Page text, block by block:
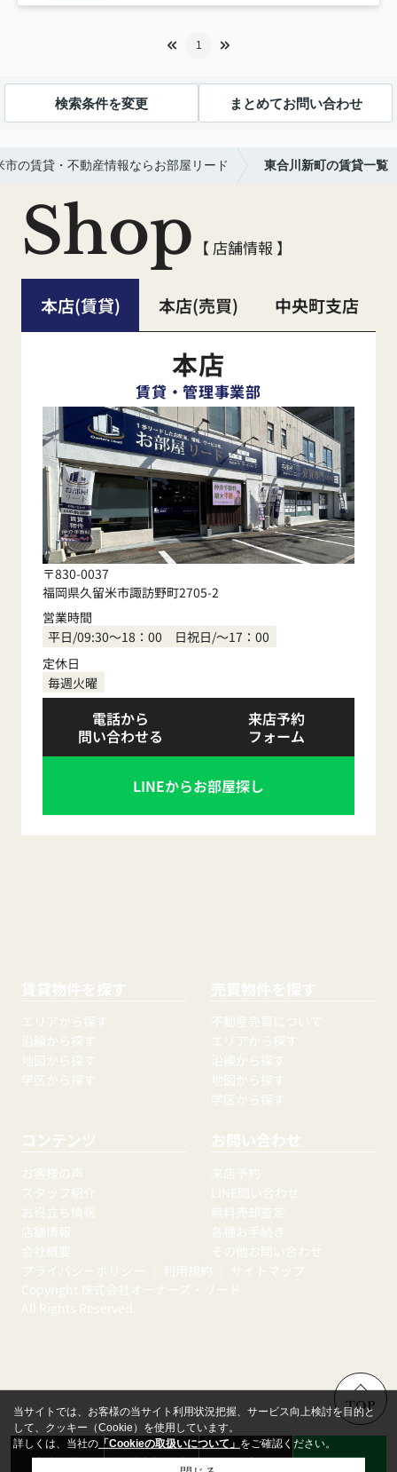
1
検索条件を変更 まとめてお問い合わせ
市の賃貸・不動産情報ならお部屋リード 東合川新町の賃貸一覧
Shop 【 店舗情報 】
本店(賃貸) 本店(売買) 中央町支店
本店
賃貸・管理事業部
〒830-0037
福岡県久留米市諏訪野町2705-2
営業時間
平日/09:30～18：00 日祝日/～17：00
定休日
毎週火曜
電話から
問い合わせる
来店予約
フォーム
LINEからお部屋探し
賃貸物件を探す
エリアから探す
沿線から探す
地図から探す
学区から探す
売買物件を探す
不動産売買について
エリアから探す
沿線から探す
地図から探す
学区から探す
コンテンツ
お客様の声
スタッフ紹介
お役立ち情報
店舗情報
会社概要
お問い合わせ
来店予約
LINE問い合わせ
無料売却査定
各種お手続き
その他お問い合わせ
プライバシーポリシー
利用規約
サイトマップ
Copyright 株式会社オーナーズ・リード
All Rights Reserved.
来店予約 無料売却査定 お問い合わせ LINE
TOP
当サイトでは、お客様の当サイト利用状況把握、サービス向上検討を目的と
して、クッキー（Cookie）を使用しています。
詳しくは、当社の 「Cookieの取扱いについて」 をご確認ください。